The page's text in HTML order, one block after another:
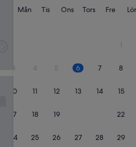
ärMånMåndag
TisTisdag
OnsOnsdag
TorsTorsdag
FreFredag
Lör
1
3 4 5 6 7 8
10 11 12 13 14 15
17 18 19 22
24 25 26 27 28 29
き
で
と
っ
た
せ
2.
av
10,
“